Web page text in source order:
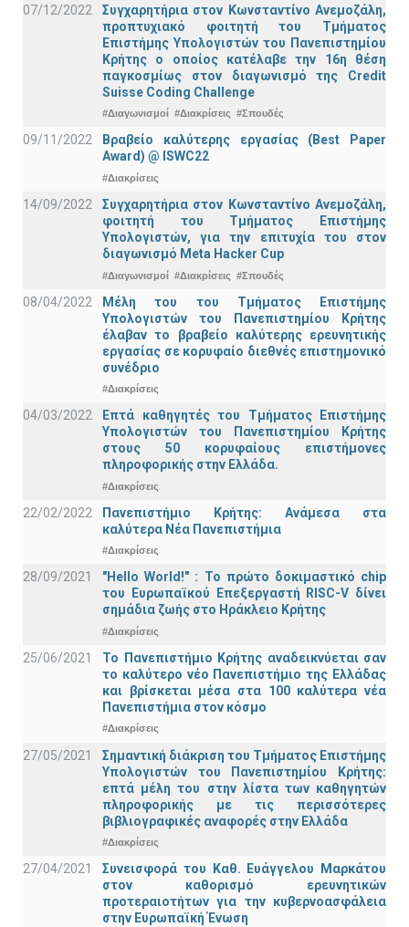
07/12/2022
Συγχαρητήρια στον Κωνσταντίνο Ανεμοζάλη,
προπτυχιακό φοιτητή του Τμήματος
Επιστήμης Υπολογιστών του Πανεπιστημίου
Κρήτης ο οποίος κατέλαβε την 16η θέση
παγκοσμίως στον διαγωνισμό της Credit
Suisse Coding Challenge
#Διαγωνισμοί #Διακρίσεις #Σπουδές
09/11/2022
Βραβείο καλύτερης εργασίας (Best Paper
Award) @ ISWC22
#Διακρίσεις
14/09/2022
Συγχαρητήρια στον Κωνσταντίνο Ανεμοζάλη,
φοιτητή του Τμήματος Επιστήμης
Υπολογιστών, για την επιτυχία του στον
διαγωνισμό Meta Hacker Cup
#Διαγωνισμοί #Διακρίσεις #Σπουδές
08/04/2022
Μέλη του του Τμήματος Επιστήμης
Υπολογιστών του Πανεπιστημίου Κρήτης
έλαβαν το βραβείο καλύτερης ερευνητικής
εργασίας σε κορυφαίο διεθνές επιστημονικό
συνέδριο
#Διακρίσεις
04/03/2022
Επτά καθηγητές του Τμήματος Επιστήμης
Υπολογιστών του Πανεπιστημίου Κρήτης
στους 50 κορυφαίους επιστήμονες
πληροφορικής στην Ελλάδα.
#Διακρίσεις
22/02/2022
Πανεπιστήμιο Κρήτης: Ανάμεσα στα
καλύτερα Νέα Πανεπιστήμια
#Διακρίσεις
28/09/2021
"Hello World!" : Το πρώτο δοκιμαστικό chip
του Ευρωπαϊκού Επεξεργαστή RISC-V δίνει
σημάδια ζωής στο Ηράκλειο Κρήτης
#Διακρίσεις
25/06/2021
Το Πανεπιστήμιο Κρήτης αναδεικνύεται σαν
το καλύτερο νέο Πανεπιστήμιο της Ελλάδας
και βρίσκεται μέσα στα 100 καλύτερα νέα
Πανεπιστήμια στον κόσμο
#Διακρίσεις
27/05/2021
Σημαντική διάκριση του Τμήματος Επιστήμης
Υπολογιστών του Πανεπιστημίου Κρήτης:
επτά μέλη του στην λίστα των καθηγητών
πληροφορικής με τις περισσότερες
βιβλιογραφικές αναφορές στην Ελλάδα
#Διακρίσεις
27/04/2021
Συνεισφορά του Καθ. Ευάγγελου Μαρκάτου
στον καθορισμό ερευνητικών
προτεραιοτήτων για την κυβερνοασφάλεια
στην Ευρωπαϊκή Ένωση